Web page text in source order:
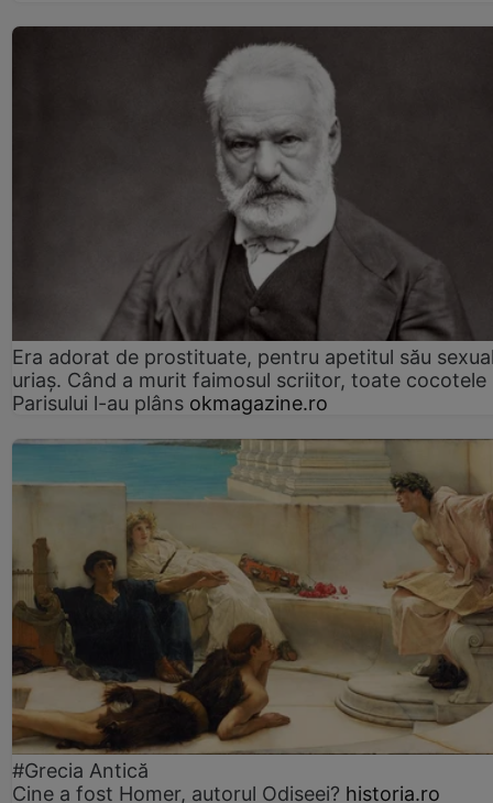
Era adorat de prostituate, pentru apetitul său
uriaș. Când a murit faimosul scriitor, toate cocotele
Parisului l-au plâns okmagazine.ro
#Grecia Antică
Cine a fost Homer, autorul Odiseei? historia.ro